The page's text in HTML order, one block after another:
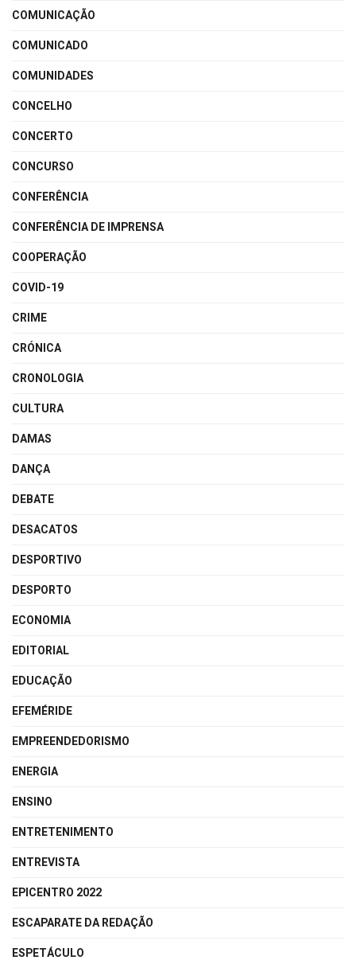
COMUNICAÇÃO
COMUNICADO
COMUNIDADES
CONCELHO
CONCERTO
CONCURSO
CONFERÊNCIA
CONFERÊNCIA DE IMPRENSA
COOPERAÇÃO
COVID-19
CRIME
CRÓNICA
CRONOLOGIA
CULTURA
DAMAS
DANÇA
DEBATE
DESACATOS
DESPORTIVO
DESPORTO
ECONOMIA
EDITORIAL
EDUCAÇÃO
EFEMÉRIDE
EMPREENDEDORISMO
ENERGIA
ENSINO
ENTRETENIMENTO
ENTREVISTA
EPICENTRO 2022
ESCAPARATE DA REDAÇÃO
ESPETÁCULO